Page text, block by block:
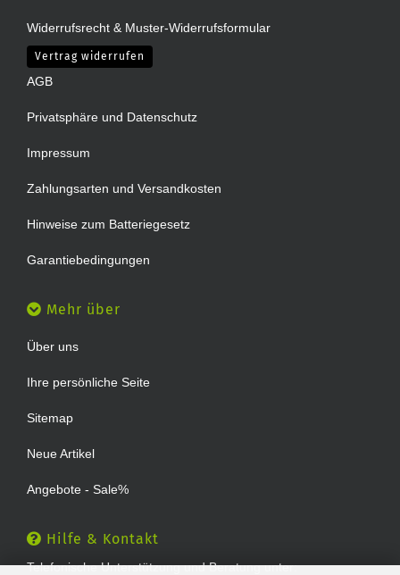
Widerrufsrecht & Muster-Widerrufsformular
Vertrag widerrufen
AGB
Privatsphäre und Datenschutz
Impressum
Zahlungsarten und Versandkosten
Hinweise zum Batteriegesetz
Garantiebedingungen
Mehr über
Über uns
Ihre persönliche Seite
Sitemap
Neue Artikel
Angebote - Sale%
Hilfe & Kontakt
Telefonische Unterstützung und Beratung unter: